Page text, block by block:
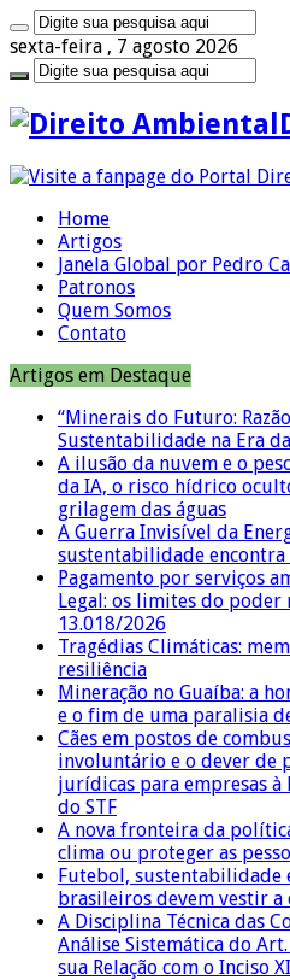
sexta-feira , 7 agosto 2026
Home
Artigos
Janela Global por Pedro
Patronos
Quem Somos
Contato
Artigos em Destaque
“Minerais do Futuro:
Sustentabilidade na Era
A ilusão da nuvem e o
da IA, o risco hídrico
grilagem das águas
A Guerra Invisível da
sustentabilidade
Pagamento por serviços
Legal: os limites do
13.018/2026
Tragédias Climáticas:
resiliência
Mineração no Guaíba: a
e o fim de uma paralisia
Cães em postos de
involuntário e o dever de
jurídicas para empresas
do STF
A nova fronteira da
clima ou proteger as
Futebol, sustentabilidade
brasileiros devem vestir
A Disciplina Técnica das
Análise Sistemática do
sua Relação com o Inciso